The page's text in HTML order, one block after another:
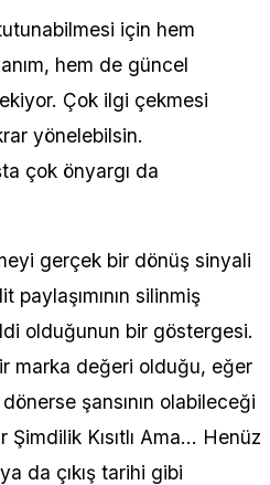
için hem
hem de güncel
Çok ilgi çekmesi
yönelebilsin.
çok önyargı da
gerçek bir dönüş sinyali
paylaşımının silinmiş
olduğunun bir göstergesi.
marka değeri olduğu, eğer
şansının olabileceği
Kısıtlı Ama... Henüz
da çıkış tarihi gibi